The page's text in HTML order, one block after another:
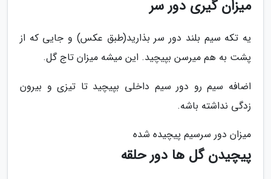
میزان گیری دور سر
یه تکه سیم بلند دور سر بذارید(طبق عکس) و جایی که از
پشت به هم میرسن بپیچید. این میشه میزان تاج گل.
اضافه سیم رو دور سیم داخلی بپیچید تا تیزی و بیرون
زدگی نداشته باشه.
میزان دور سرسیم پیچیده شده
پیچیدن گل ها دور حلقه